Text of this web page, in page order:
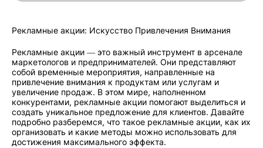
Рекламные акции: Искусство Привлечения Внимания
Рекламные акции — это важный инструмент в арсенале
маркетологов и предпринимателей. Они представляют
собой временные мероприятия, направленные на
привлечение внимания к продуктам или услугам и
увеличение продаж. В этом мире, наполненном
конкурентами, рекламные акции помогают выделиться и
создать уникальное предложение для клиентов. Давайте
подробно разберемся, что такое рекламные акции, как их
организовать и какие методы можно использовать для
достижения максимального эффекта.